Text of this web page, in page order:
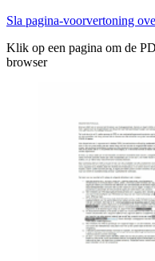
Sla pagina-voorvertoning
Klik op een pagina om de
browser